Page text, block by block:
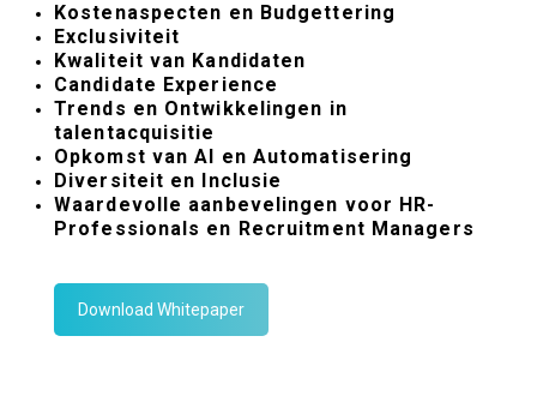
Kostenaspecten en Budgettering
Exclusiviteit
Kwaliteit van Kandidaten
Candidate Experience
Trends en Ontwikkelingen in
talentacquisitie
Opkomst van AI en Automatisering
Diversiteit en Inclusie
Waardevolle aanbevelingen voor HR-
Professionals en Recruitment Managers
Download Whitepaper